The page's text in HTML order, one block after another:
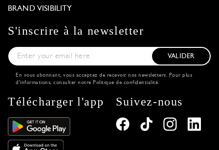
BRAND VISIBILITY
S'inscrire à la newsletter
VALIDER
En vous abonnant, vous acceptez de recevoir nos newsletters. Pour plus
d'informations, consulter notre Politique de confidentialité.
Télécharger l'app Suivez-nous